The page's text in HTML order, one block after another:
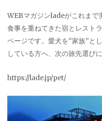
WEBマガジンladeがこれまで
食事を重ねてきた宿とレスト
ページです。愛犬を“家族”と
している方へ、次の旅先選び
https://lade.jp/pet/